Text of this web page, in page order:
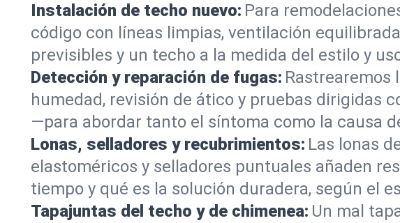
Instalación de techo nuevo: Para
código con líneas limpias, ventilación
previsibles y un techo a la medida del estilo y
Detección y reparación de fugas: Rastrearemos
humedad, revisión de ático y pruebas dirigidas
—para abordar tanto el síntoma como la causa
Lonas, selladores y recubrimientos: Las lonas
elastoméricos y selladores puntuales añaden
tiempo y qué es la solución duradera, según el
Tapajuntas del techo y de chimenea: Un mal